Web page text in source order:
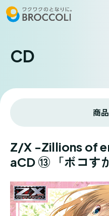
CD
商
Z/X -Zillions of
aCD ⑬ 「ボコす